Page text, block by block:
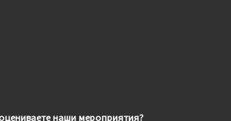
наши мероприятия?